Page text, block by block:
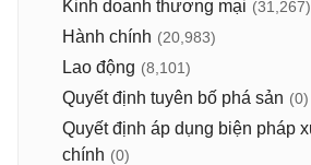
Kinh doanh thương mại (31,267)
Hành chính (20,983)
Lao động (8,101)
Quyết định tuyên bố phá sản (0)
Quyết định áp dụng biện pháp
chính (0)